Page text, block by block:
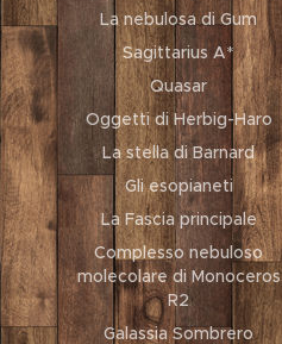
La nebulosa di Gum
Sagittarius A*
Quasar
Oggetti di Herbig-Haro
La stella di Barnard
Gli esopianeti
La Fascia principale
Complesso nebuloso
molecolare di Monoceros
R2
Galassia Sombrero